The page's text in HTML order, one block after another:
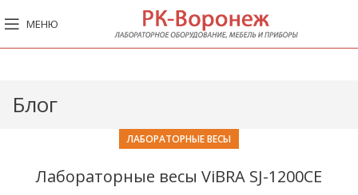
МЕНЮ
Блог
ЛАБОРАТОРНЫЕ ВЕСЫ
Лабораторные весы ViBRA SJ-1200CE